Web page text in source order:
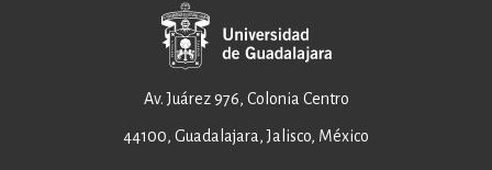
Av. Juárez 976, Colonia Centro
44100, Guadalajara, Jalisco, México